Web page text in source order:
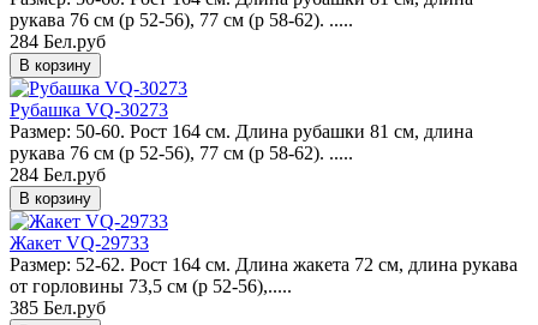
рукава 76 см (р 52-56), 77 см (р 58-62). .....
284 Бел.руб
Рубашка VQ-30273
Размер: 50-60. Рост 164 см. Длина рубашки 81 см, длина
рукава 76 см (р 52-56), 77 см (р 58-62). .....
284 Бел.руб
Жакет VQ-29733
Размер: 52-62. Рост 164 см. Длина жакета 72 см, длина рукава
от горловины 73,5 см (р 52-56),.....
385 Бел.руб